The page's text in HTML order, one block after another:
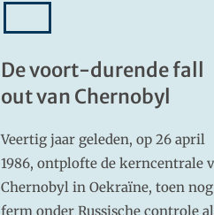
De voort-durende fall
out van Chernobyl
Veertig jaar geleden, op 26 april
1986, ontplofte de kerncentrale
Chernobyl in Oekraïne, toen nog
ferm onder Russische controle